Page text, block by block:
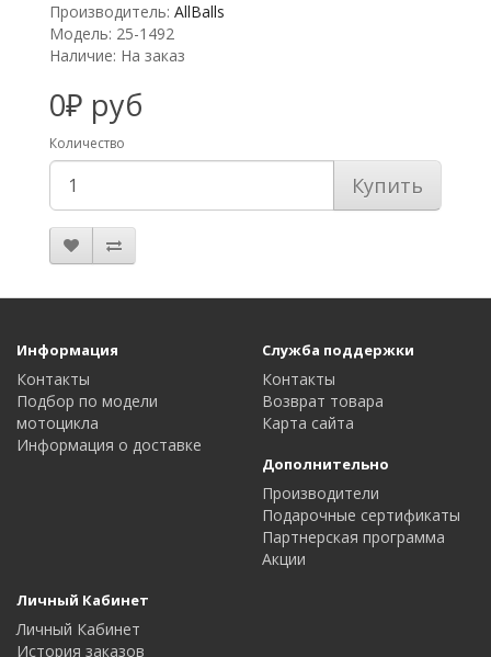
Производитель: AllBalls
Модель: 25-1492
Наличие: На заказ
0₽ руб
Количество
Купить
Информация
Контакты
Подбор по модели
мотоцикла
Информация о доставке
Служба поддержки
Контакты
Возврат товара
Карта сайта
Дополнительно
Производители
Подарочные сертификаты
Партнерская программа
Акции
Личный Кабинет
Личный Кабинет
История заказов